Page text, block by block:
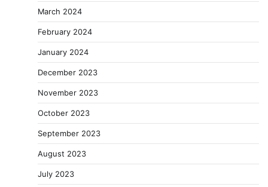
March 2024
February 2024
January 2024
December 2023
November 2023
October 2023
September 2023
August 2023
July 2023